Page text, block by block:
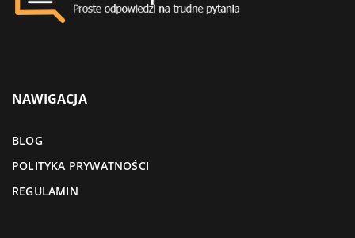
NAWIGACJA
BLOG
POLITYKA PRYWATNOŚCI
REGULAMIN